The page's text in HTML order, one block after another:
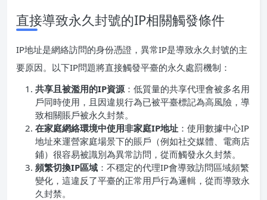
直接導致永久封號的IP相關觸發條件
IP地址是網絡訪問的身份憑證，異常IP是導致永久封號的主
要原因。以下IP問題將直接觸發平臺的永久處罰機制：
共享且被濫用的IP資源：低質量的共享代理會被多名用
戶同時使用，且因違規行為已被平臺標記為高風險，導
致相關賬戶被永久封禁。
在家庭網絡環境中使用非家庭IP地址 ：使用數據中心IP
地址來運營家庭場景下的賬戶（例如社交媒體、電商店
鋪）很容易被識別為異常訪問，從而觸發永久封禁。
頻繁切換IP區域 ：不穩定的代理IP會導致訪問區域頻繁
變化，這違反了平臺的正常用戶行為邏輯，從而導致永
久封禁。